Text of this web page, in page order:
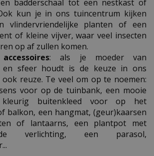
badderschaal tot een nestkast of
kun je in ons tuincentrum kijken
vlindervriendelijke planten of een
of kleine vijver, waar veel insecten
op af zullen komen.
: als je moeder van
en sfeer houdt is de keuze in ons
reuze. Te veel om op te noemen:
voor op de tuinbank, een mooie
buitenkleed voor op het
balkon, een hangmat, (geur)kaarsen
of lantaarns, een plantpot met
verlichting, een parasol,